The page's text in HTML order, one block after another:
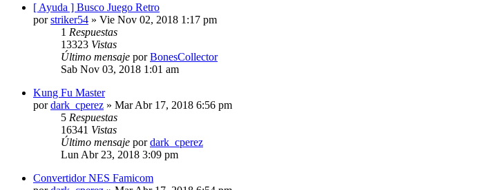
[ Ayuda ] Busco Juego Retro
porstriker54 » Vie Nov 02, 2018 1:17 pm
1 Respuestas
13323 Vistas
Último mensaje porBonesCollector
Sab Nov 03, 2018 1:01 am
Kung Fu Master
pordark_cperez » Mar Abr 17, 2018 6:56 pm
5 Respuestas
16341 Vistas
Último mensaje pordark_cperez
Lun Abr 23, 2018 3:09 pm
Convertidor NES Famicom